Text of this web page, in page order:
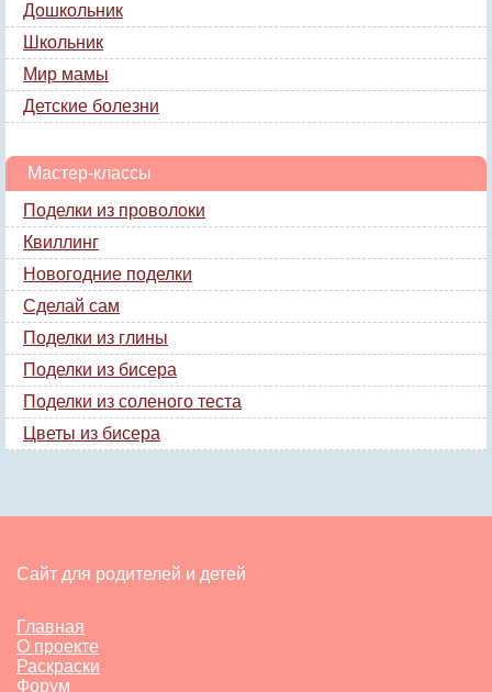
Дошкольник
Школьник
Мир мамы
Детские болезни
Мастер-классы
Поделки из проволоки
Квиллинг
Новогодние поделки
Сделай сам
Поделки из глины
Поделки из бисера
Поделки из соленого теста
Цветы из бисера
Сайт для родителей и детей
Главная
О проекте
Раскраски
Форум